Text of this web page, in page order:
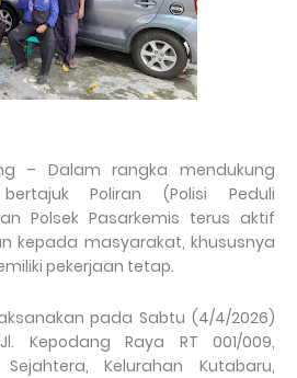
– Dalam rangka mendukung
Poliran (Polisi Peduli
Polsek Pasarkemis terus aktif
kepada masyarakat, khususnya
pekerjaan tetap.
pada Sabtu (4/4/2026)
Kepodang Raya RT 001/009,
Kelurahan Kutabaru,